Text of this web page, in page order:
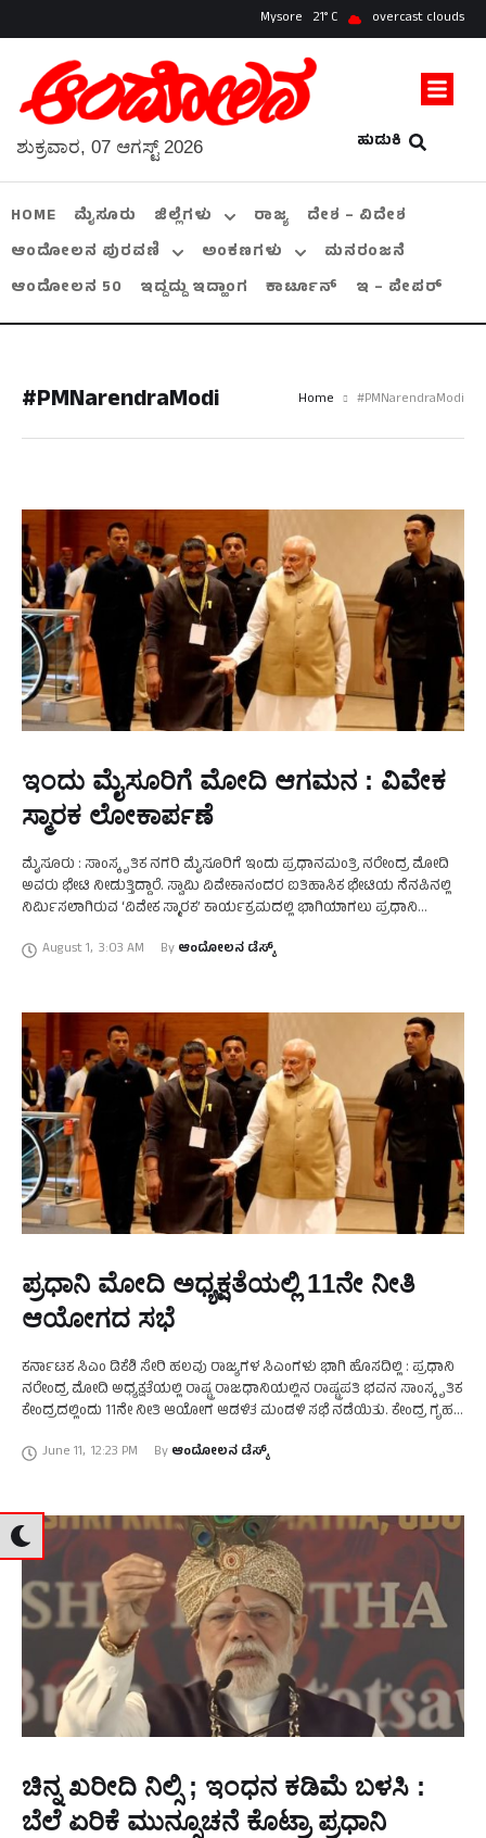
Mysore 21 overcast clouds
ಹುಡುಕಿ
ಶುಕ್ರವಾರ, 07 ಆಗಸ್ಟ್ 2026
HOME ಮೈಸೂರು ಜಿಲ್ಲೆಗಳು ರಾಜ್ಯ
ದೇಶ – ವಿದೇಶ
ಆಂದೋಲನ ಪುರವಣಿ
ಅಂಕಣಗಳು
ಮನರಂಜನೆ
ಆಂದೋಲನ 50
ಇದ್ದದ್ದು ಇದ್ಹಾಂಗ ಕಾರ್ಟೂನ್ ಇ – ಪೇಪರ್
#PMNarendraModi Home #PMNarendraModi
ಇಂದು ಮೈಸೂರಿಗೆ ಮೋದಿ ಆಗಮನ : ವಿವೇಕ
ಸ್ಮಾರಕ ಲೋಕಾರ್ಪಣೆ
ಮೈಸೂರು : ಸಾಂಸ್ಕೃತಿಕ ನಗರಿ ಮೈಸೂರಿಗೆ ಇಂದು ಪ್ರಧಾನಮಂತ್ರಿ ನರೇಂದ್ರ ಮೋದಿ
ಅವರು ಭೇಟಿ ನೀಡುತ್ತಿದ್ದಾರೆ. ಸ್ವಾಮಿ ವಿವೇಕಾನಂದರ ಐತಿಹಾಸಿಕ ಭೇಟಿಯ ನೆನಪಿನಲ್ಲಿ
ನಿರ್ಮಿಸಲಾಗಿರುವ ‘ವಿವೇಕ ಸ್ಮಾರಕ’ ಕಾರ್ಯಕ್ರಮದಲ್ಲಿ ಭಾಗಿಯಾಗಲು ಪ್ರಧಾನಿ
August 1, 3:03 AM By ಆಂದೋಲನ ಡೆಸ್ಕ್
ಪ್ರಧಾನಿ ಮೋದಿ ಅಧ್ಯಕ್ಷತೆಯಲ್ಲಿ 11ನೇ ನೀತಿ
ಆಯೋಗದ ಸಭೆ
ಕರ್ನಾಟಕ ಸಿಎಂ ಡಿಕೆಶಿ ಸೇರಿ ಹಲವು ರಾಜ್ಯಗಳ ಸಿಎಂಗಳು ಭಾಗಿ ಹೊಸದಿಲ್ಲಿ : ಪ್ರಧಾನಿ
ನರೇಂದ್ರ ಮೋದಿ ಅಧ್ಯಕ್ಷತೆಯಲ್ಲಿ ರಾಷ್ಟ್ರ ರಾಜಧಾನಿಯಲ್ಲಿನ ರಾಷ್ಟ್ರಪತಿ ಭವನ ಸಾಂಸ್ಕೃತಿಕ
ಕೇಂದ್ರದಲ್ಲಿಂದು 11ನೇ ನೀತಿ ಆಯೋಗ ಆಡಳಿತ ಮಂಡಳಿ ಸಭೆ ನಡೆಯಿತು. ಕೇಂದ್ರ ಗೃಹ
June 11, 12:23 PM By ಆಂದೋಲನ ಡೆಸ್ಕ್
ಚಿನ್ನ ಖರೀದಿ ನಿಲ್ಸಿ ; ಇಂಧನ ಕಡಿಮೆ ಬಳಸಿ :
ಬೆಲೆ ಏರಿಕೆ ಮುನ್ಸೂಚನೆ ಕೊಟ್ರಾ ಪ್ರಧಾನಿ